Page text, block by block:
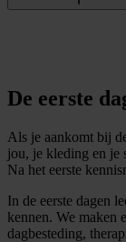
De eerste
Als je aankomt bij
jou, je kleding en je
Na het eerste
In de eerste dagen
kennen. We maken
dagbesteding,